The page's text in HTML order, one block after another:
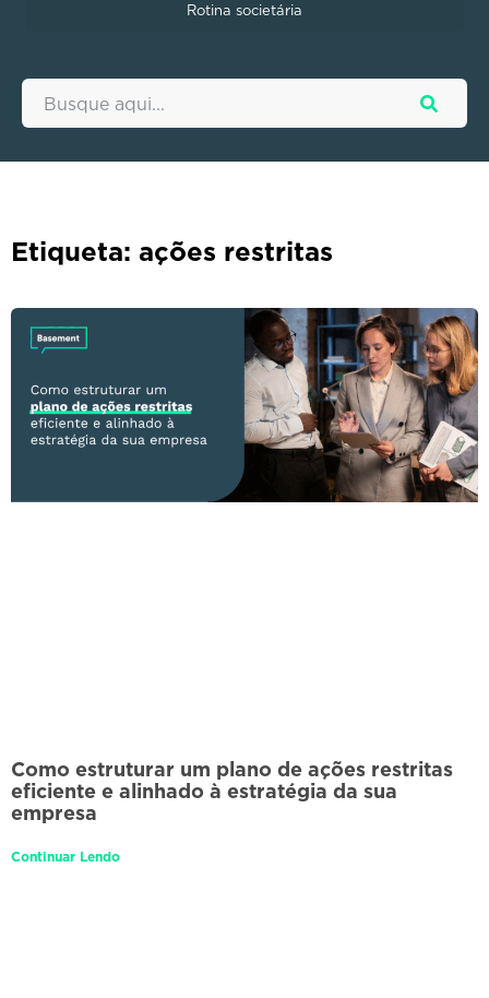
Rotina societária
Etiqueta: ações restritas
Como estruturar um plano de ações restritas
eficiente e alinhado à estratégia da sua
empresa
Continuar Lendo